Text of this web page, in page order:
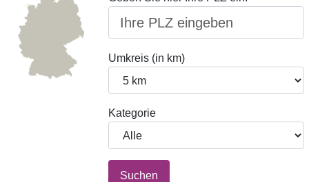
Umkreis (in km)
Kategorie
Suchen